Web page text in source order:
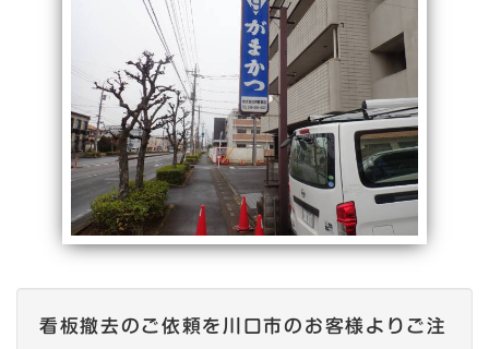
看板撤去のご依頼を川口市のお客様よりご注